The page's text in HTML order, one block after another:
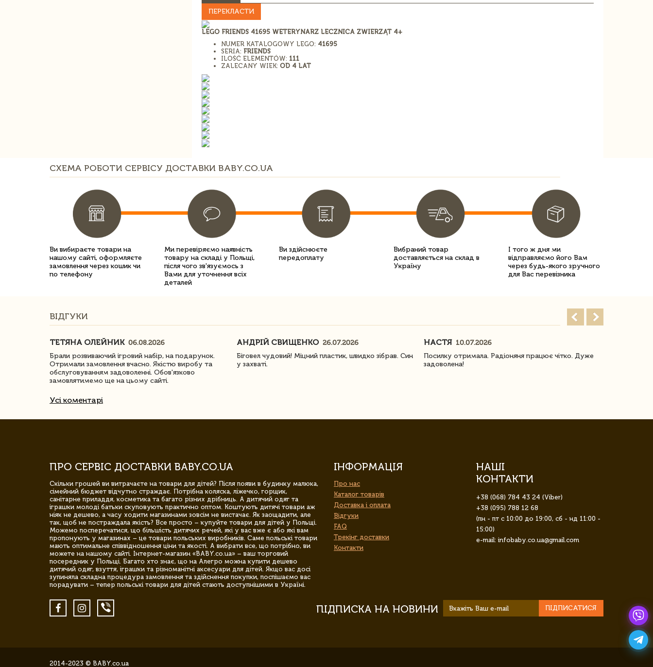
ПЕРЕКЛАСТИ
LEGO FRIENDS 41695 WETERYNARZ LECZNICA ZWIERZĄT 4+
NUMER KATALOGOWY LEGO: 41695
SERIA: FRIENDS
ILOŚĆ ELEMENTÓW: 111
ZALECANY WIEK: OD 4 LAT
СХЕМА РОБОТИ СЕРВІСУ ДОСТАВКИ BABY.CO.UA
Ви вибираєте товари на
нашому сайті, оформляєте
замовлення через кошик чи
по телефону
Ми перевіряємо наявність
товару на складі у Польщі,
після чого зв'язуємось з
Вами для уточнення всіх
деталей
Ви здійснюєте
передоплату
Вибраний товар
доставляється на склад в
Україну
І того ж дня ми
відправляємо його Вам
через будь-якого зручного
для Вас перевізника
ВІДГУКИ
ТЕТЯНА ОЛЕЙНИК 06.08.2026
Брали розвиваючий ігровий набір, на подарунок.
Отримали замовлення вчасно. Якістю виробу та
обслуговуванням задоволенні. Обов'язково
замовлятимемо ще на цьому сайті.
АНДРІЙ СВИЩЕНКО 26.07.2026
Біговел чудовий! Міцний пластик, швидко зібрав. Син
у захваті.
НАСТЯ 10.07.2026
Посилку отримала. Радіоняня працює чітко. Дуже
задоволена!
Усі коментарі
ПРО СЕРВІС ДОСТАВКИ BABY.CO.UA
Скільки грошей ви витрачаєте на товари для дітей? Після появи в будинку малюка,
сімейний бюджет відчутно страждає. Потрібна коляска, ліжечко, горщик,
санітарне приладдя, косметика та багато різних дрібниць. А дитячий одяг та
іграшки молоді батьки скуповують практично оптом. Коштують дитячі товари аж
ніяк не дешево, а часу ходити магазинами зовсім не вистачає. Як заощадити, але
так, щоб не постраждала якість? Все просто – купуйте товари для дітей у Польщі.
Можемо посперечатися, що більшість дитячих речей, які у вас вже є або які вам
пропонують у магазинах – це товари польських виробників. Саме польські товари
мають оптимальне співвідношення ціни та якості. А вибрати все, що потрібно, ви
можете на нашому сайті. Інтернет-магазин «BABY.co.ua» – ваш торговий
посередник у Польщі. Багато хто знає, що на Алегро можна купити дешево
дитячий одяг, взуття, іграшки та різноманітні аксесуари для дітей. Якщо вас досі
зупиняла складна процедура замовлення та здійснення покупки, поспішаємо вас
порадувати – тепер польські товари для дітей стають доступнішими в Україні.
ІНФОРМАЦІЯ
Про нас
Каталог товарів
Доставка і оплата
Відгуки
FAQ
Трекінг доставки
Контакти
НАШІ
КОНТАКТИ
+38 (068) 784 43 24 (Viber)
+38 (095) 788 12 68
(пн - пт с 10:00 до 19:00, сб - нд 11:00 -
15:00)
e-mail: infobaby.co.ua@gmail.com
ПІДПИСКА НА НОВИНИ ПІДПИСАТИСЯ
2014-2023 © BABY.co.ua